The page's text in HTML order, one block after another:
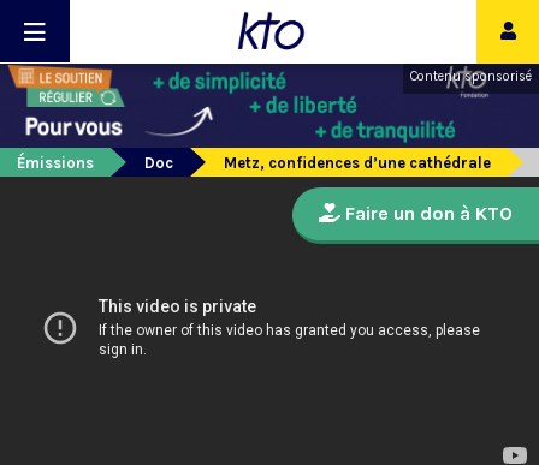
Contenu sponsorisé
Émissions Doc Metz, confidences d’une cathédrale
Faire un don à KTO